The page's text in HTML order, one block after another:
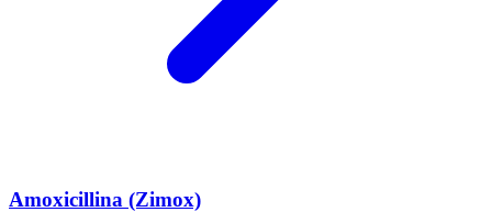
Amoxicillina (Zimox)